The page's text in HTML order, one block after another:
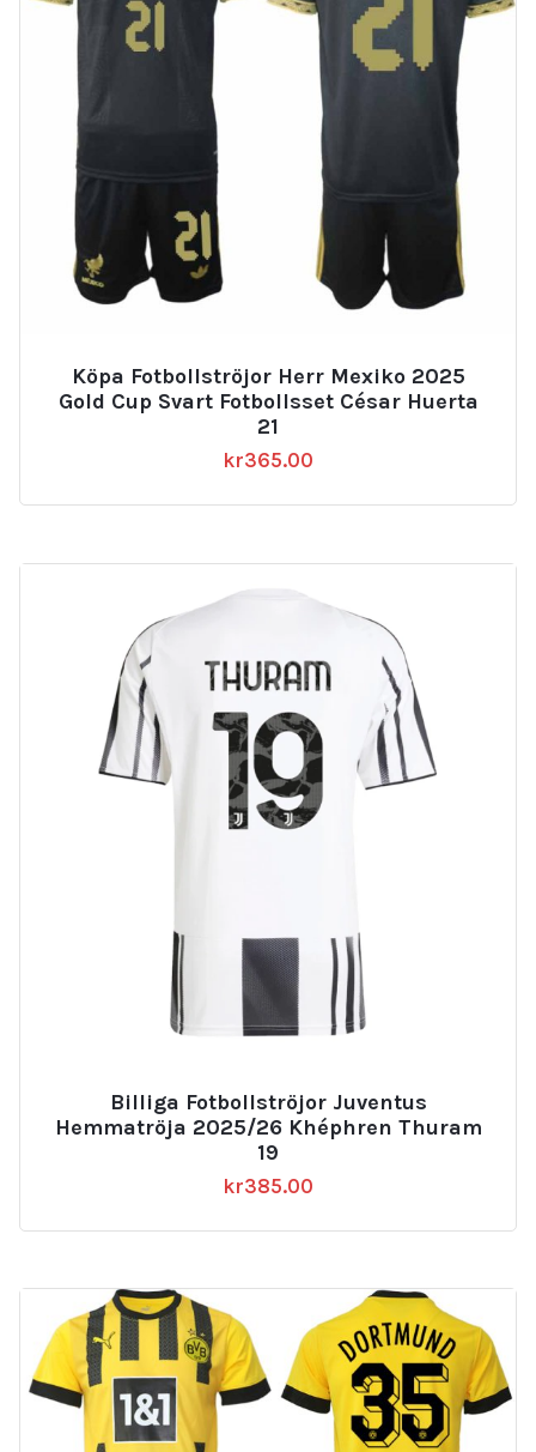
Köpa Fotbollströjor Herr Mexiko 2025
Gold Cup Svart Fotbollsset César Huerta
21
kr365.00
Billiga Fotbollströjor Juventus
Hemmatröja 2025/26 Khéphren Thuram
19
kr385.00